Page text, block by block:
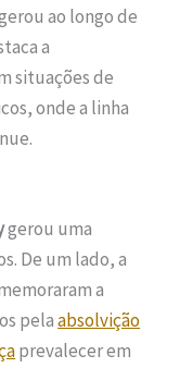
ao longo de
a
situações de
onde a linha
gerou uma
De um lado, a
a
pelaabsolvição
prevalecer em